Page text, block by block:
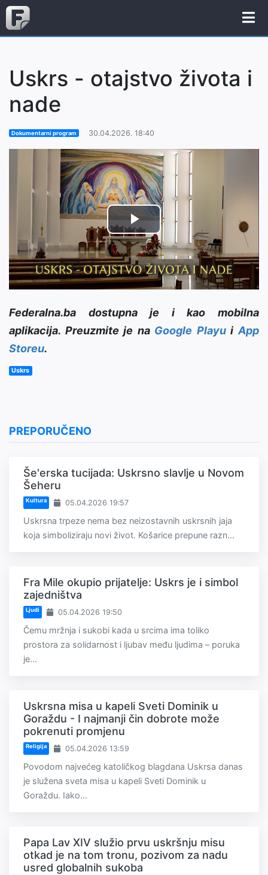
Uskrs - otajstvo života i
nade
Dokumentarni program 30.04.2026. 18:40
Play
Video
Federalna.ba dostupna je i kao mobilna
aplikacija. Preuzmite je na Google PlayuiApp
Storeu.
Uskrs
PREPORUČENO
Še'erska tucijada: Uskrsno slavlje u Novom
Šeheru
Kultura 05.04.2026 19:57
Uskrsna trpeze nema bez neizostavnih uskrsnih jaja
koja simboliziraju novi život. Košarice prepune razn...
Fra Mile okupio prijatelje: Uskrs je i simbol
zajedništva
Ljudi 05.04.2026 19:50
Čemu mržnja i sukobi kada u srcima ima toliko
prostora za solidarnost i ljubav među ljudima – poruka
je...
Uskrsna misa u kapeli Sveti Dominik u
Goraždu - I najmanji čin dobrote može
pokrenuti promjenu
Religija 05.04.2026 13:59
Povodom najvećeg katoličkog blagdana Uskrsa danas
je služena sveta misa u kapeli Sveti Dominik u
Goraždu. Iako...
Papa Lav XIV služio prvu uskršnju misu
otkad je na tom tronu, pozivom za nadu
usred globalnih sukoba